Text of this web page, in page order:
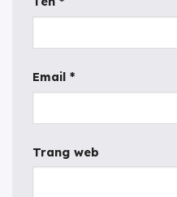
Email *
Trang web